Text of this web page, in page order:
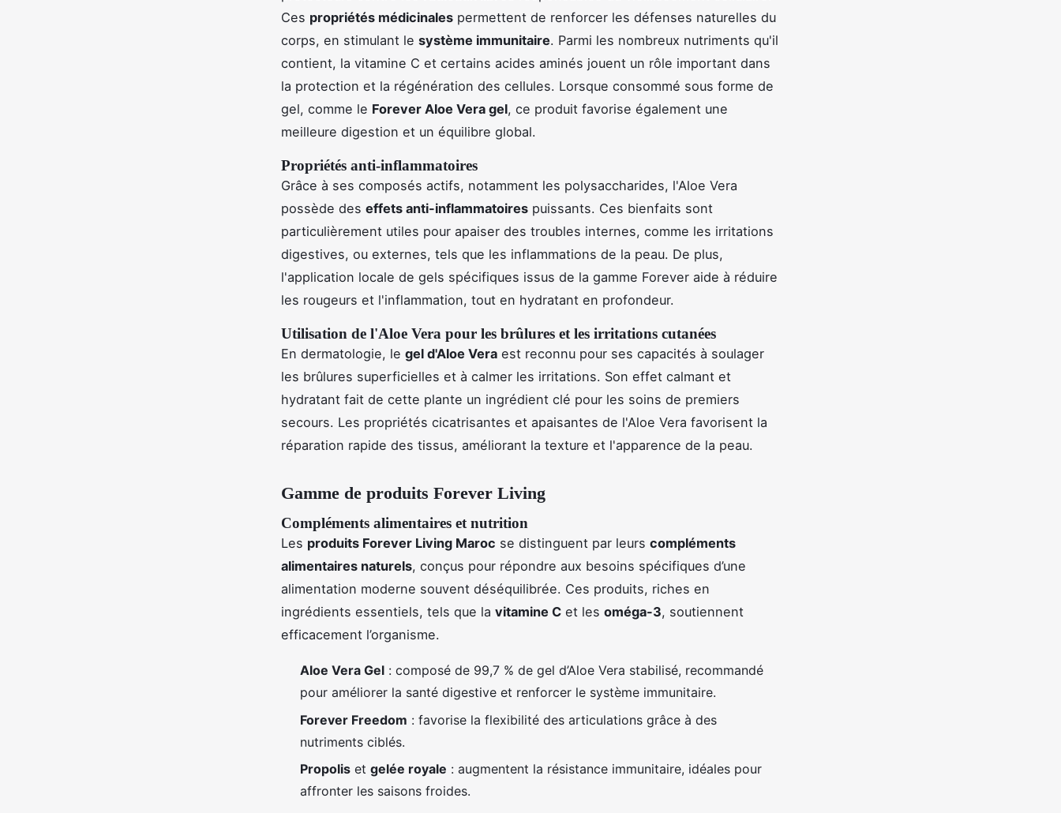
Ces propriétés médicinales permettent de renforcer les défenses naturelles du
corps, en stimulant le système immunitaire. Parmi les nombreux nutriments qu'il
contient, la vitamine C et certains acides aminés jouent un rôle important dans
la protection et la régénération des cellules. Lorsque consommé sous forme de
gel, comme le Forever Aloe Vera gel, ce produit favorise également une
meilleure digestion et un équilibre global.
Propriétés anti-inflammatoires
Grâce à ses composés actifs, notamment les polysaccharides, l'Aloe Vera
possède des effets anti-inflammatoires puissants. Ces bienfaits sont
particulièrement utiles pour apaiser des troubles internes, comme les irritations
digestives, ou externes, tels que les inflammations de la peau. De plus,
l'application locale de gels spécifiques issus de la gamme Forever aide à réduire
les rougeurs et l'inflammation, tout en hydratant en profondeur.
Utilisation de l'Aloe Vera pour les brûlures et les irritations cutanées
En dermatologie, le gel d'Aloe Vera est reconnu pour ses capacités à soulager
les brûlures superficielles et à calmer les irritations. Son effet calmant et
hydratant fait de cette plante un ingrédient clé pour les soins de premiers
secours. Les propriétés cicatrisantes et apaisantes de l'Aloe Vera favorisent la
réparation rapide des tissus, améliorant la texture et l'apparence de la peau.
Gamme de produits Forever Living
Compléments alimentaires et nutrition
Les produits Forever Living Maroc se distinguent par leurs compléments
alimentaires naturels, conçus pour répondre aux besoins spécifiques d’une
alimentation moderne souvent déséquilibrée. Ces produits, riches en
ingrédients essentiels, tels que la vitamine C et les oméga-3, soutiennent
efficacement l’organisme.
Aloe Vera Gel : composé de 99,7 % de gel d’Aloe Vera stabilisé, recommandé
pour améliorer la santé digestive et renforcer le système immunitaire.
Forever Freedom : favorise la flexibilité des articulations grâce à des
nutriments ciblés.
Propolis et gelée royale : augmentent la résistance immunitaire, idéales pour
affronter les saisons froides.